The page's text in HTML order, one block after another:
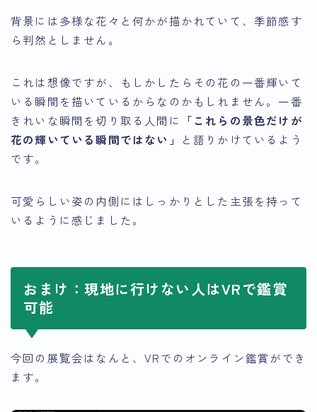
背景には多様な花々と何かが描かれていて、季節感す
ら判然としません。
これは想像ですが、もしかしたらその花の一番輝いて
いる瞬間を描いているからなのかもしれません。一番
きれいな瞬間を切り取る人間に
「これらの景色だけが
花の輝いている瞬間ではない」
と語りかけているよう
です。
可愛らしい姿の内側にはしっかりとした主張を持って
いるように感じました。
おまけ：現地に行けない人はVRで鑑賞
可能
今回の展覧会はなんと、VRでのオンライン鑑賞ができ
ます。